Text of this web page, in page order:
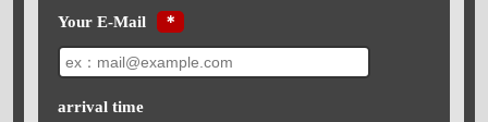
Your E-Mail ＊
arrival time